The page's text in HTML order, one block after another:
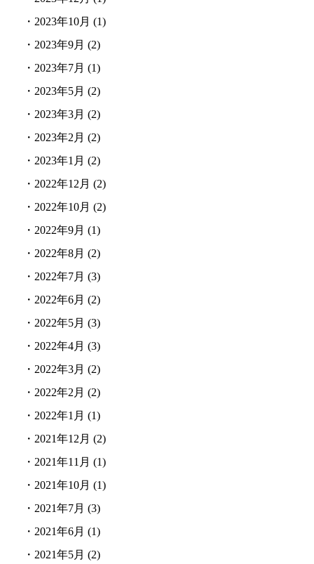
・ 2023年10月 (1)
・ 2023年9月 (2)
・ 2023年7月 (1)
・ 2023年5月 (2)
・ 2023年3月 (2)
・ 2023年2月 (2)
・ 2023年1月 (2)
・ 2022年12月 (2)
・ 2022年10月 (2)
・ 2022年9月 (1)
・ 2022年8月 (2)
・ 2022年7月 (3)
・ 2022年6月 (2)
・ 2022年5月 (3)
・ 2022年4月 (3)
・ 2022年3月 (2)
・ 2022年2月 (2)
・ 2022年1月 (1)
・ 2021年12月 (2)
・ 2021年11月 (1)
・ 2021年10月 (1)
・ 2021年7月 (3)
・ 2021年6月 (1)
・ 2021年5月 (2)